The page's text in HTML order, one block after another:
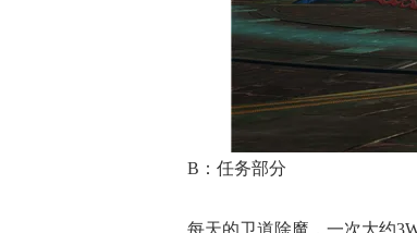
B：任务部分
每天的卫道除魔，一次大约